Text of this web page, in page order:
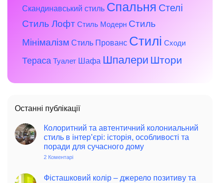
Скандинавський стиль Спальня Стелі
Стиль Лофт Стиль Модерн Стиль
Мінімалізм Стиль Прованс Стилі Сходи
Тераса Туалет Шафа Шпалери Штори
Останні публікації
Колоритний та автентичний колониальний
стиль в інтер’єрі: історія, особливості та
поради для сучасного дому
2 Коментарі
автентичний
Фісташковий колір – джерело позитиву та